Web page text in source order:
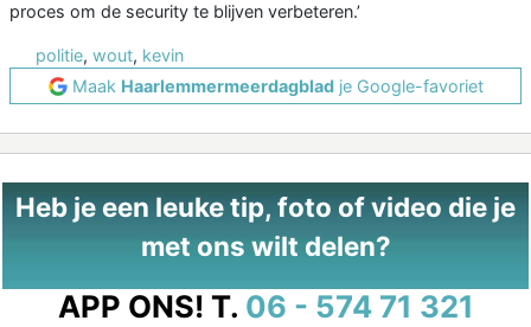
proces om de security te blijven verbeteren.’
politie, wout, kevin
Maak Haarlemmermeerdagbladje Google-favoriet
Heb je een leuke tip, foto of video die je
met ons wilt delen?
APP ONS! T. 06 - 574 71 321